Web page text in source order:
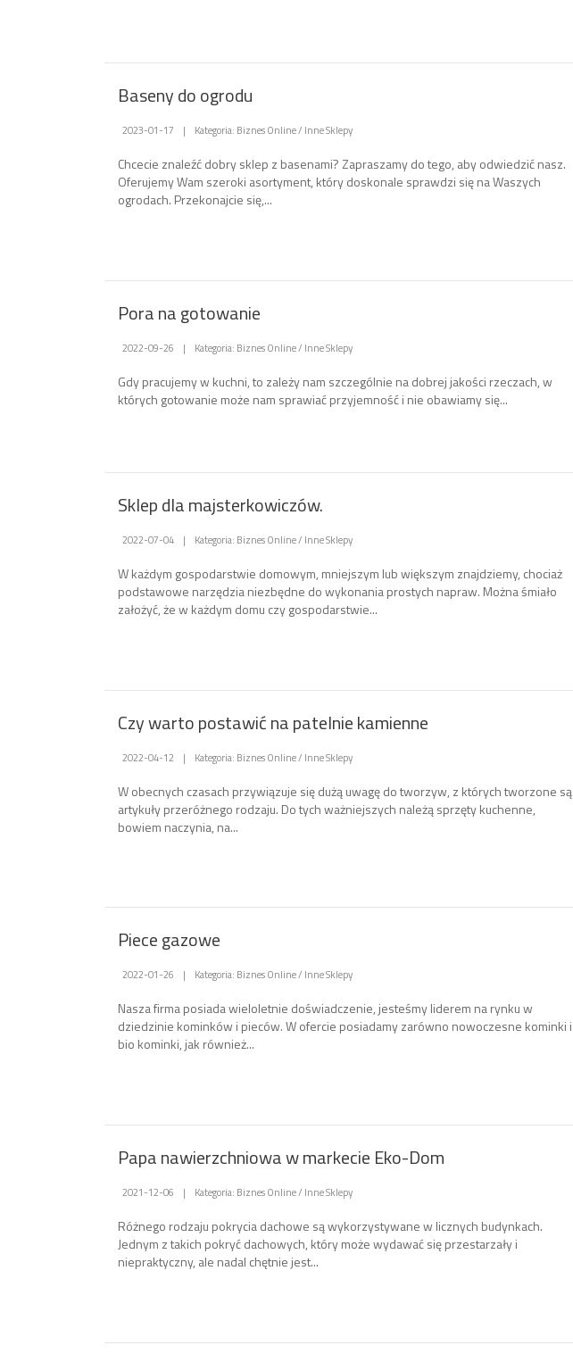
Baseny do ogrodu
2023-01-17 | Kategoria: Biznes Online / Inne Sklepy
Chcecie znaleźć dobry sklep z basenami? Zapraszamy do tego, aby odwiedzić nasz.
Oferujemy Wam szeroki asortyment, który doskonale sprawdzi się na Waszych
ogrodach. Przekonajcie się,...
Pora na gotowanie
2022-09-26 | Kategoria: Biznes Online / Inne Sklepy
Gdy pracujemy w kuchni, to zależy nam szczególnie na dobrej jakości rzeczach, w
których gotowanie może nam sprawiać przyjemność i nie obawiamy się...
Sklep dla majsterkowiczów.
2022-07-04 | Kategoria: Biznes Online / Inne Sklepy
W każdym gospodarstwie domowym, mniejszym lub większym znajdziemy, chociaż
podstawowe narzędzia niezbędne do wykonania prostych napraw. Można śmiało
założyć, że w każdym domu czy gospodarstwie...
Czy warto postawić na patelnie kamienne
2022-04-12 | Kategoria: Biznes Online / Inne Sklepy
W obecnych czasach przywiązuje się dużą uwagę do tworzyw, z których tworzone są
artykuły przeróżnego rodzaju. Do tych ważniejszych należą sprzęty kuchenne,
bowiem naczynia, na...
Piece gazowe
2022-01-26 | Kategoria: Biznes Online / Inne Sklepy
Nasza firma posiada wieloletnie doświadczenie, jesteśmy liderem na rynku w
dziedzinie kominków i pieców. W ofercie posiadamy zarówno nowoczesne kominki i
bio kominki, jak również...
Papa nawierzchniowa w markecie Eko-Dom
2021-12-06 | Kategoria: Biznes Online / Inne Sklepy
Różnego rodzaju pokrycia dachowe są wykorzystywane w licznych budynkach.
Jednym z takich pokryć dachowych, który może wydawać się przestarzały i
niepraktyczny, ale nadal chętnie jest...